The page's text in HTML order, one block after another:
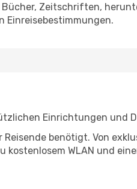
Zeitschriften,
Einreisebestimmungen.
Einrichtungen und
benötigt. Von
WLAN und